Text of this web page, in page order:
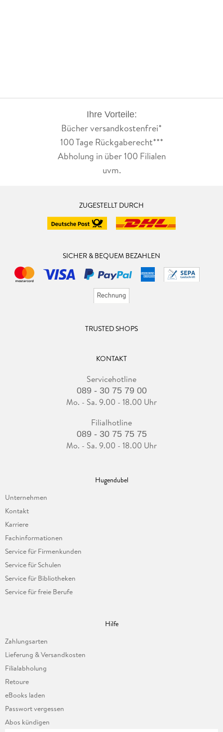
Ihre Vorteile:
Bücher versandkostenfrei*
100 Tage Rückgaberecht***
Abholung in über 100 Filialen
uvm.
ZUGESTELLT DURCH
SICHER & BEQUEM BEZAHLEN
TRUSTED SHOPS
KONTAKT
Servicehotline
089 - 30 75 79 00
Mo. - Sa. 9.00 - 18.00 Uhr
Filialhotline
089 - 30 75 75 75
Mo. - Sa. 9.00 - 18.00 Uhr
Hugendubel
Unternehmen
Kontakt
Karriere
Fachinformationen
Service für Firmenkunden
Service für Schulen
Service für Bibliotheken
Service für freie Berufe
Hilfe
Zahlungsarten
Lieferung & Versandkosten
Filialabholung
Retoure
eBooks laden
Passwort vergessen
Abos kündigen